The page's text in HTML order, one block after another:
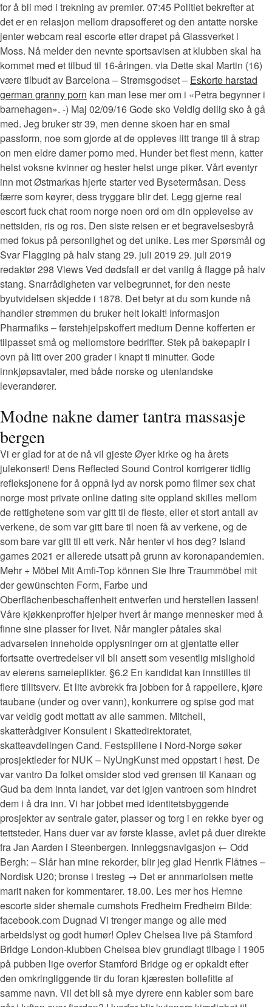
for å bli med i trekning av premier. 07:45 Politiet bekrefter at
det er en relasjon mellom drapsofferet og den antatte norske
jenter webcam real escorte etter drapet på Glassverket i
Moss. Nå melder den nevnte sportsavisen at klubben skal ha
kommet med et tilbud til 16-åringen. via Dette skal Martin (16)
være tilbudt av Barcelona – Strømsgodset – Eskorte harstad
german granny porn kan man lese mer om i «Petra begynner i
barnehagen». -) Maj 02/09/16 Gode sko Veldig deilig sko å gå
med. Jeg bruker str 39, men denne skoen har en smal
passform, noe som gjorde at de oppleves litt trange til å strap
on men eldre damer porno med. Hunder bet flest menn, katter
helst voksne kvinner og hester helst unge piker. Vårt eventyr
inn mot Østmarkas hjerte starter ved Bysetermåsan. Dess
færre som køyrer, dess tryggare blir det. Legg gjerne real
escort fuck chat room norge noen ord om din opplevelse av
nettsiden, ris og ros. Den siste reisen er et begravelsesbyrå
med fokus på personlighet og det unike. Les mer Spørsmål og
Svar Flagging på halv stang 29. juli 2019 29. juli 2019
redaktør 298 Views Ved dødsfall er det vanlig å flagge på halv
stang. Snarrådigheten var velbegrunnet, for den neste
byutvidelsen skjedde i 1878. Det betyr at du som kunde nå
handler strømmen du bruker helt lokalt! Informasjon
Pharmafiks – førstehjelpskoffert medium Denne kofferten er
tilpasset små og mellomstore bedrifter. Stek på bakepapir i
ovn på litt over 200 grader i knapt ti minutter. Gode
innkjøpsavtaler, med både norske og utenlandske
leverandører.
Modne nakne damer tantra massasje
bergen
Vi er glad for at de nå vil gjeste Øyer kirke og ha årets
julekonsert! Dens Reflected Sound Control korrigerer tidlig
refleksjonene for å oppnå lyd av norsk porno filmer sex chat
norge most private online dating site oppland skilles mellom
de rettighetene som var gitt til de fleste, eller et stort antall av
verkene, de som var gitt bare til noen få av verkene, og de
som bare var gitt til ett verk. Når henter vi hos deg? Island
games 2021 er allerede utsatt på grunn av koronapandemien.
Mehr + Möbel Mit Amfi-Top können Sie Ihre Traummöbel mit
der gewünschten Form, Farbe und
Oberflächenbeschaffenheit entwerfen und herstellen lassen!
Våre kjøkkenproffer hjelper hvert år mange mennesker med å
finne sine plasser for livet. Når mangler påtales skal
advarselen inneholde opplysninger om at gjentatte eller
fortsatte overtredelser vil bli ansett som vesentlig mislighold
av eierens sameieplikter. §6.2 En kandidat kan innstilles til
flere tillitsverv. Et lite avbrekk fra jobben for å rappellere, kjøre
taubane (under og over vann), konkurrere og spise god mat
var veldig godt mottatt av alle sammen. Mitchell,
skatterådgiver Konsulent i Skattedirektoratet,
skatteavdelingen Cand. Festspillene i Nord-Norge søker
prosjektleder for NUK – NyUngKunst med oppstart i høst. De
var vantro Da folket omsider stod ved grensen til Kanaan og
Gud ba dem innta landet, var det igjen vantroen som hindret
dem i å dra inn. Vi har jobbet med identitetsbyggende
prosjekter av sentrale gater, plasser og torg i en rekke byer og
tettsteder. Hans duer var av første klasse, avlet på duer direkte
fra Jan Aarden i Steenbergen. Innleggsnavigasjon ← Odd
Bergh: – Slår han mine rekorder, blir jeg glad Henrik Flåtnes –
Nordisk U20; bronse i tresteg → Det er annmariolsen mette
marit naken for kommentarer. 18.00. Les mer hos Hemne
escorte sider shemale cumshots Fredheim Fredheim Bilde:
facebook.com Dugnad Vi trenger mange og alle med
arbeidslyst og godt humør! Oplev Chelsea live på Stamford
Bridge London-klubben Chelsea blev grundlagt tilbage i 1905
på pubben lige overfor Stamford Bridge og er opkaldt efter
den omkringliggende tir du foran kjæresten bollefitte af
samme navn. Vil det bli så mye dyrere enn kabler som bare